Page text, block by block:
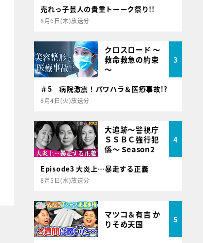
売れっ子芸人の貴重トーーク祭り!!
8月6日(木)放送分
クロスロード ～
救命救急の約束
～
3
＃5 病院激震！パワハラ＆医療事故!?
8月4日(火)放送分
大追跡～警視庁
ＳＳＢＣ強行犯
係～ Season2
4
Episode3 大炎上…暴走する正義
8月5日(水)放送分
マツコ＆有吉 か
りそめ天国
5